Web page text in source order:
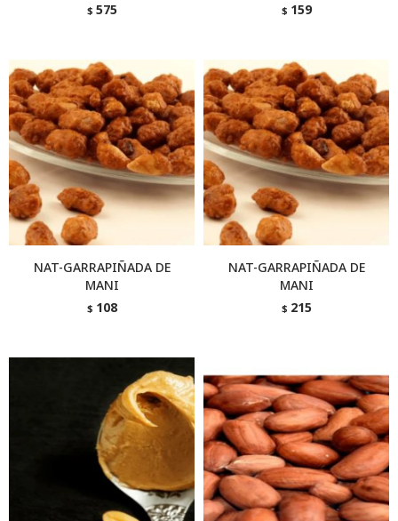
$ 575 $ 159
NAT-GARRAPIÑADA DE
MANI
$ 108
NAT-GARRAPIÑADA DE
MANI
$ 215